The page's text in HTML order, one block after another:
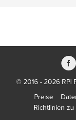
© 2016 - 2026 RPI
Preise
Richtlinien zu